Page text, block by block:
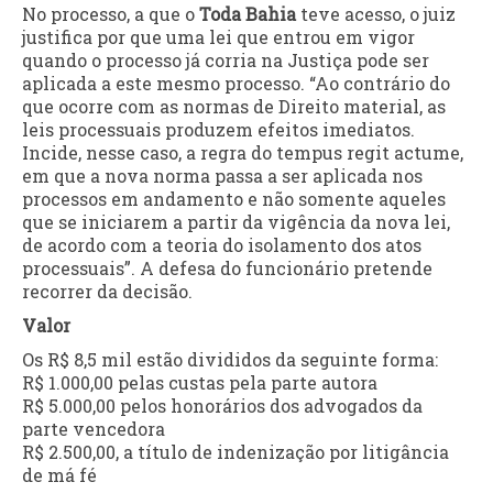
No processo, a que oToda Bahia teve acesso, o juiz
justifica por que uma lei que entrou em vigor
quando o processo já corria na Justiça pode ser
aplicada a este mesmo processo. “Ao contrário do
que ocorre com as normas de Direito material, as
leis processuais produzem efeitos imediatos.
Incide, nesse caso, a regra do tempus regit actume,
em que a nova norma passa a ser aplicada nos
processos em andamento e não somente aqueles
que se iniciarem a partir da vigência da nova lei,
de acordo com a teoria do isolamento dos atos
processuais”. A defesa do funcionário pretende
recorrer da decisão.
Valor
Os R$ 8,5 mil estão divididos da seguinte forma:
R$ 1.000,00 pelas custas pela parte autora
R$ 5.000,00 pelos honorários dos advogados da
parte vencedora
R$ 2.500,00, a título de indenização por litigância
de má fé